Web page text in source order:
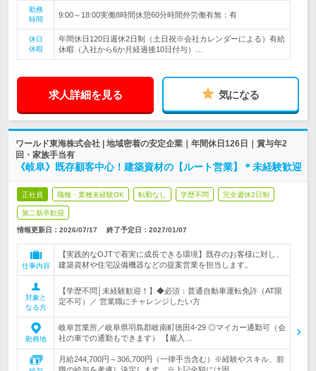
勤務
時間
9:00～18:00実働8時間休憩60分時間外労働有無：有
休日
休暇
年間休日120日週休2日制（土日祝※会社カレンダーによる）有給
休暇（入社から6か月経過後10日付与）…
求人詳細を見る 気になる
ワールド東海株式会社 | 地域密着の安定企業｜年間休日126日｜賞与年2
回・家族手当有
《岐阜》既存顧客中心！建築資材の【ルート営業】＊未経験歓迎
正社員 職種・業種未経験OK 転勤なし 学歴不問 完全週休2日制
第二新卒歓迎
情報更新日：2026/07/17 終了予定日： 2027/01/07
仕事内容
【実践的なOJTで着実に成長できる環境】既存のお客様に対し、
建築資材や住宅設備機器などの提案営業を担当します。
対象と
なる方
【学歴不問│未経験歓迎！】◆必須：普通自動車運転免許（AT限
定不可）／ 営業職にチャレンジしたい方
勤務地
岐阜営業所／岐阜県羽島郡岐南町徳田4-29 ◎マイカー通勤可（会
社の車での通勤もできます） 【雇入…
月給244,700円～306,700円（一律手当含む）※経験やスキル、前